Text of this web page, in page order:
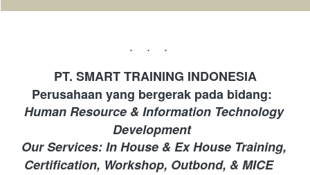
...
PT. SMART TRAINING INDONESIA
Perusahaan yang bergerak pada bidang:
Human Resource & Information Technology
Development
Our Services: In House & Ex House Training,
Certification, Workshop, Outbond, & MICE